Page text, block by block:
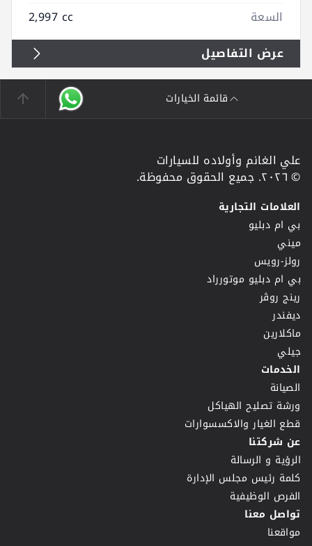
السعة
2,997 cc
عرض التفاصيل
قائمة الخيارات
علي الغانم وأولاده للسيارات
© ٢٠٢٦. جميع الحقوق محفوظة.
العلامات التجارية
بي ام دبليو
ميني
رولز-رويس
بي ام دبليو موتورراد
رينج روڤر
ديفندر
ماكلارين
جيلي
الخدمات
الصيانة
ورشة تصليح الهياكل
قطع الغيار والاكسسوارات
عن شركتنا
الرؤية و الرسالة
كلمة رئيس مجلس الإدارة
الفرص الوظيفية
تواصل معنا
مواقعنا